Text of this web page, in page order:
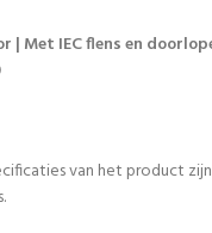
| Met IEC flens en
van het product